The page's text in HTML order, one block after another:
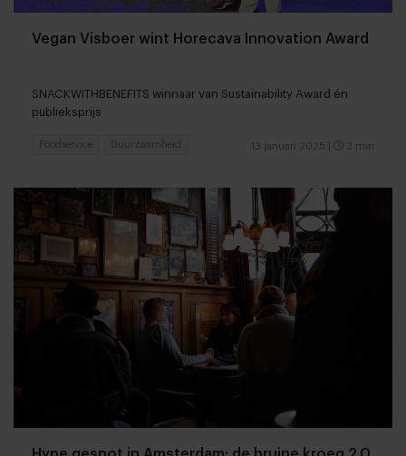
Vegan Visboer wint Horecava Innovation Award
SNACKWITHBENEFITS winnaar van Sustainability Award én
publieksprijs
13 januari 2025 3 min
Foodservice Duurzaamheid